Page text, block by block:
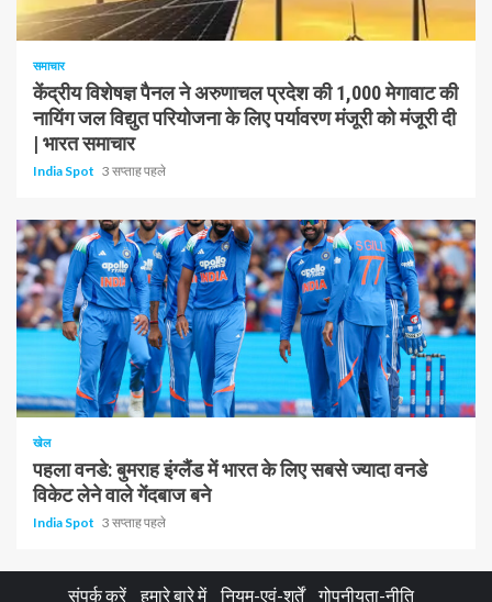
1 न्यूनतम पढ़ा
समाचार
केंद्रीय विशेषज्ञ पैनल ने अरुणाचल प्रदेश की 1,000 मेगावाट की
नायिंग जल विद्युत परियोजना के लिए पर्यावरण मंजूरी को मंजूरी दी
| भारत समाचार
India Spot 3 सप्ताह पहले
1 न्यूनतम पढ़ा
खेल
पहला वनडे: बुमराह इंग्लैंड में भारत के लिए सबसे ज्यादा वनडे
विकेट लेने वाले गेंदबाज बने
India Spot 3 सप्ताह पहले
संपर्क करें हमारे बारे में नियम-एवं-शर्तें गोपनीयता-नीति